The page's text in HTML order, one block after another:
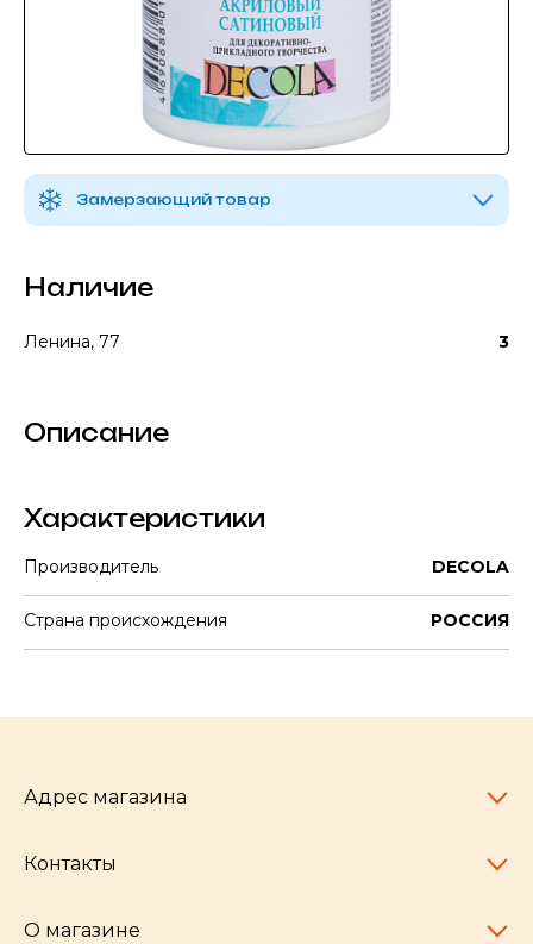
Замерзающий товар
Наличие
Ленина, 77 3
Описание
Характеристики
Производитель DECOLA
Страна происхождения РОССИЯ
Адрес магазина
Челябинск,
Контакты
pocherkartshop@mail.ru
О магазине